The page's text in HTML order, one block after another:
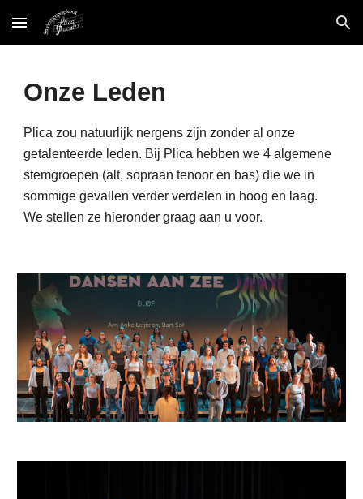
Skip to main content Skip to navigation
Onze Leden
Plica zou natuurlijk nergens zijn zonder al onze
getalenteerde leden. Bij Plica hebben we 4 algemene
stemgroepen (alt, sopraan tenoor en bas) die we in
sommige gevallen verder verdelen in hoog en laag.
We stellen ze hieronder graag aan u voor.